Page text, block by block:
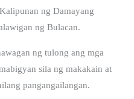
ng Damayang
ng Bulacan.
ng tulong ang mga
sila ng makakain at
pangangailangan.